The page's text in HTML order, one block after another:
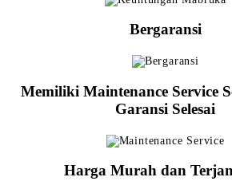
Bergaransi
Memiliki Maintenance Service
Garansi Selesai
Harga Murah dan